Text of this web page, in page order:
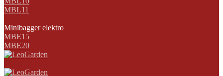
MBL11
Minibagger elektro
MBE15
MBE20